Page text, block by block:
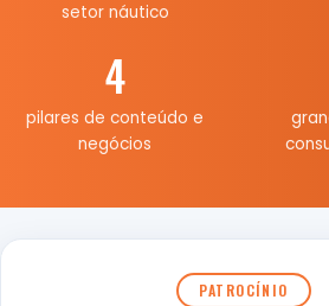
setor náutico
4
pilares de conteúdo e
negócios
PATROCÍNIO